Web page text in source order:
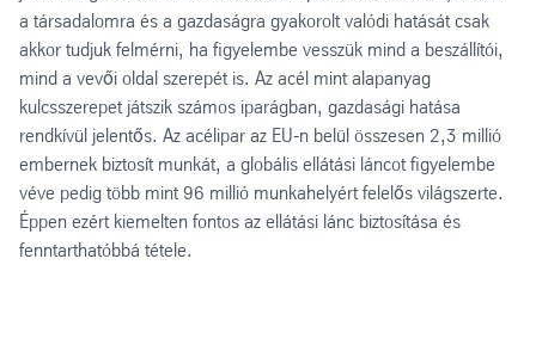
a társadalomra és a gazdaságra gyakorolt valódi hatását csak
akkor tudjuk felmérni, ha figyelembe vesszük mind a beszállítói,
mind a vevői oldal szerepét is. Az acél mint alapanyag
kulcsszerepet játszik számos iparágban, gazdasági hatása
rendkívül jelentős. Az acélipar az EU-n belül összesen 2,3 millió
embernek biztosít munkát, a globális ellátási láncot figyelembe
véve pedig több mint 96 millió munkahelyért felelős világszerte.
Éppen ezért kiemelten fontos az ellátási lánc biztosítása és
fenntarthatóbbá tétele.